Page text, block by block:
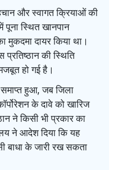
और स्वागत क्रियाओं की
स्थित खानपान
मुकदमा दायर किया था।
की स्थिति
हो गई है।
हुआ, जब जिला
के दावे को खारिज
ने किसी भी प्रकार का
ने आदेश दिया कि यह
बाधा के जारी रख सकता